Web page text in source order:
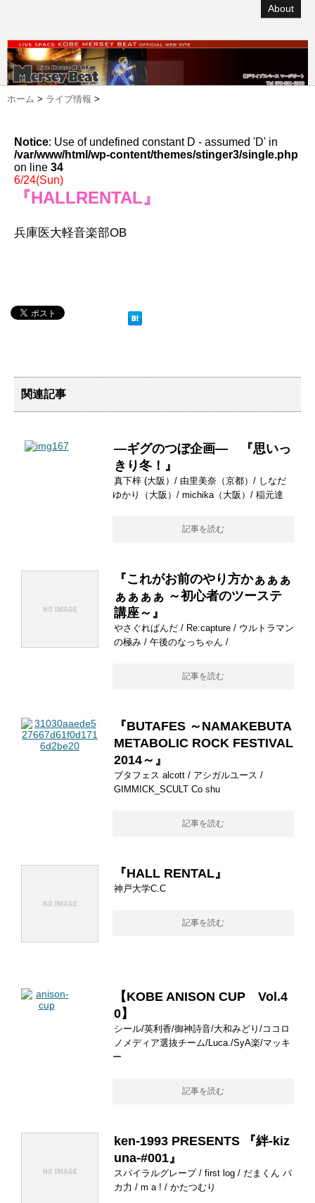
About
ホーム > ライブ情報 >
Notice: Use of undefined constant D - assumed 'D' in
/var/www/html/wp-content/themes/stinger3/single.php
on line 34
6/24(Sun)
『HALLRENTAL』
兵庫医大軽音楽部OB
関連記事
―ギグのつぼ企画― 『思いっ
きり冬！』
真下梓 (大阪）/ 由里美奈（京都）/ しなだ
ゆかり（大阪）/ michika（大阪）/ 稲元達
記事を読む
『これがお前のやり方かぁぁぁ
ぁぁぁぁ ～初心者のツーステ
講座～』
やさぐれぱんだ / Re:capture / ウルトラマン
の極み / 午後のなっちゃん /
記事を読む
『BUTAFES ～NAMAKEBUTA
METABOLIC ROCK FESTIVAL
2014～』
ブタフェス alcott / アシガルユース /
GIMMICK_SCULT Co shu
記事を読む
『HALL RENTAL』
神戸大学C.C
記事を読む
【KOBE ANISON CUP Vol.4
0】
シール/英利香/御神詩音/大和みどり/ココロ
ノメディア選抜チーム/Luca./SyA楽/マッキ
ー
記事を読む
ken-1993 PRESENTS 『絆-kiz
una-#001』
スパイラルグレープ / first log / だまくん バ
カ力 / m a ! / かたつむり